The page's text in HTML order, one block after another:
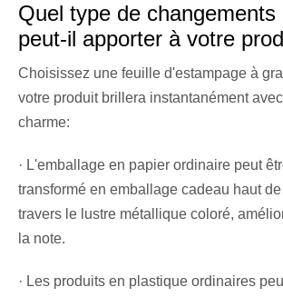
Quel type de changements
peut-il apporter à votre
Choisissez une feuille d'estampage à
votre produit brillera instantanément
charme:
· L'emballage en papier ordinaire peut
transformé en emballage cadeau haut
travers le lustre métallique coloré,
la note.
· Les produits en plastique ordinaires